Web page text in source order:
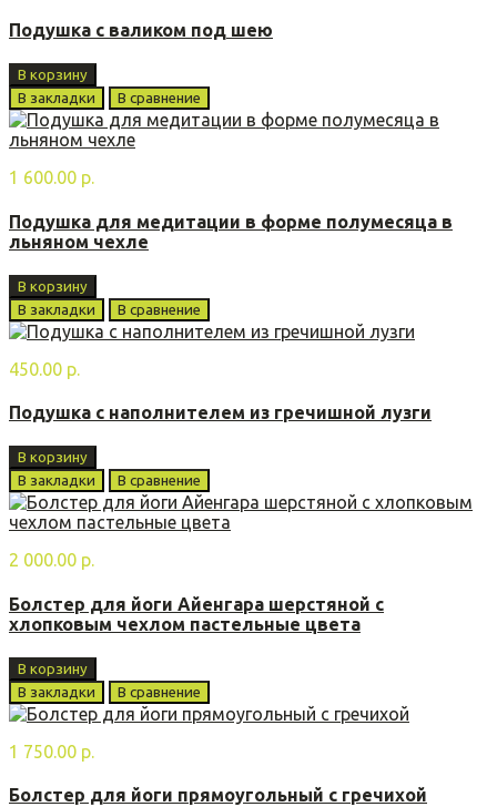
Подушка с валиком под шею
В корзину
В закладки
В сравнение
1 600.00 р.
Подушка для медитации в форме полумесяца в
льняном чехле
В корзину
В закладки
В сравнение
450.00 р.
Подушка с наполнителем из гречишной лузги
В корзину
В закладки
В сравнение
2 000.00 р.
Болстер для йоги Айенгара шерстяной с
хлопковым чехлом пастельные цвета
В корзину
В закладки
В сравнение
1 750.00 р.
Болстер для йоги прямоугольный с гречихой